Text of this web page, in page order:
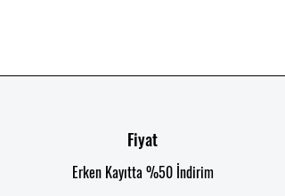
Fiyat
Erken Kayıtta %50 İndirim